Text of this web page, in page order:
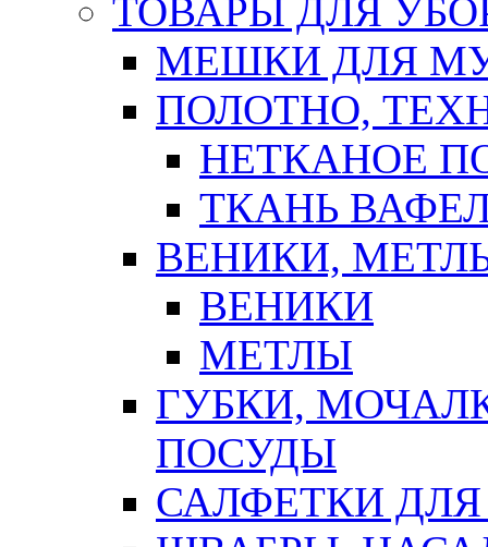
ТОВАРЫ ДЛЯ
МЕШКИ ДЛЯ
ПОЛОТНО,
НЕТКАНОЕ
ТКАНЬ
ВЕНИКИ,
ВЕНИКИ
МЕТЛЫ
ГУБКИ,
ПОСУДЫ
САЛФЕТКИ